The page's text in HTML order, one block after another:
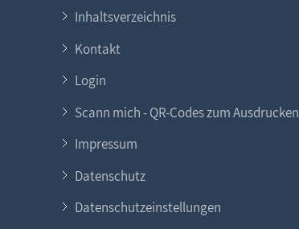
Inhaltsverzeichnis
Kontakt
Login
Scann mich - QR-Codes zum Ausdrucken
Impressum
Datenschutz
Datenschutzeinstellungen